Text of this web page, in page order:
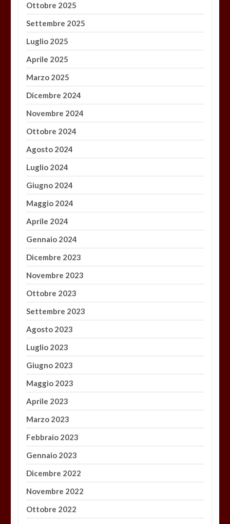
Ottobre 2025
Settembre 2025
Luglio 2025
Aprile 2025
Marzo 2025
Dicembre 2024
Novembre 2024
Ottobre 2024
Agosto 2024
Luglio 2024
Giugno 2024
Maggio 2024
Aprile 2024
Gennaio 2024
Dicembre 2023
Novembre 2023
Ottobre 2023
Settembre 2023
Agosto 2023
Luglio 2023
Giugno 2023
Maggio 2023
Aprile 2023
Marzo 2023
Febbraio 2023
Gennaio 2023
Dicembre 2022
Novembre 2022
Ottobre 2022